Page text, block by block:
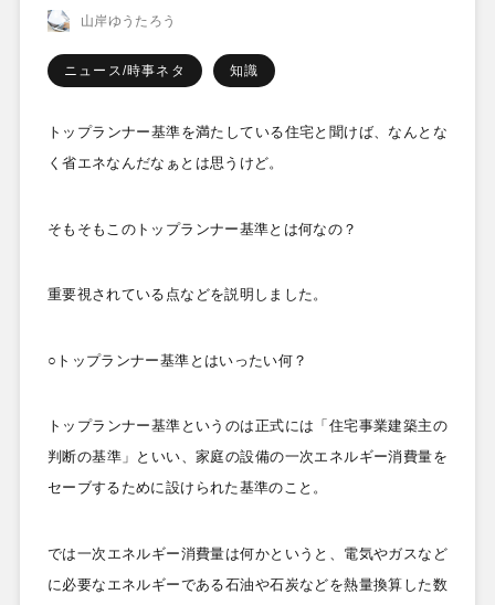
山岸ゆうたろう
ニュース/時事ネタ 知識
トップランナー基準を満たしている住宅と聞けば、なんとな
く省エネなんだなぁとは思うけど。
そもそもこのトップランナー基準とは何なの？
重要視されている点などを説明しました。
○トップランナー基準とはいったい何？
トップランナー基準というのは正式には「住宅事業建築主の
判断の基準」といい、家庭の設備の一次エネルギー消費量を
セーブするために設けられた基準のこと。
では一次エネルギー消費量は何かというと、電気やガスなど
に必要なエネルギーである石油や石炭などを熱量換算した数